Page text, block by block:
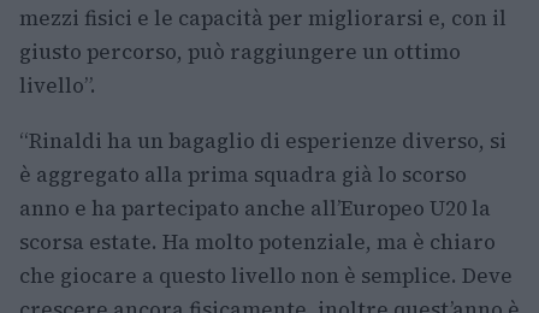
mezzi fisici e le capacità per migliorarsi e, con il
giusto percorso, può raggiungere un ottimo
livello”.
“Rinaldi ha un bagaglio di esperienze diverso, si
è aggregato alla prima squadra già lo scorso
anno e ha partecipato anche all’Europeo U20 la
scorsa estate. Ha molto potenziale, ma è chiaro
che giocare a questo livello non è semplice. Deve